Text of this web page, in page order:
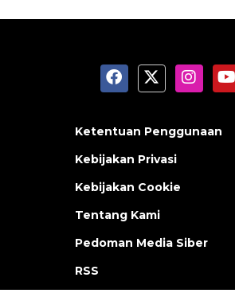
Ketentuan Penggunaan
Kebijakan Privasi
Kebijakan Cookie
Tentang Kami
Pedoman Media Siber
RSS